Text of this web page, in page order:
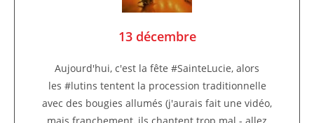
13 décembre
Aujourd'hui, c'est la fête #SainteLucie, alors
les #lutins tentent la procession traditionnelle
avec des bougies allumés (j'aurais fait une vidéo,